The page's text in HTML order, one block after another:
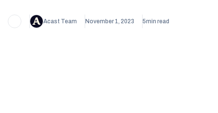
Acast Team November 1, 2023 5min read